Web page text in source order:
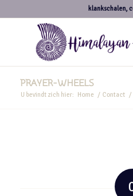
klankschalen,
PRAYER-WHEELS
U bevindt zich hier: Home / Contact /